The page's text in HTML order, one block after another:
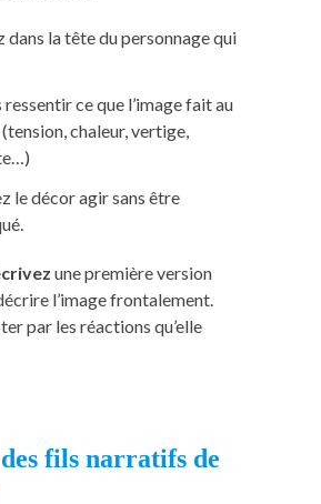
dans la tête du personnage qui
ressentir ce que l’image fait au
chaleur, vertige,
le décor agir sans être
une première version
l’image frontalement.
par les réactions qu’elle
fils narratifs de